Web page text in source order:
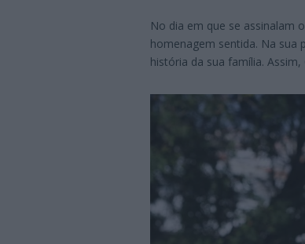
No dia em que se assinalam
homenagem sentida. Na sua
história da sua família.